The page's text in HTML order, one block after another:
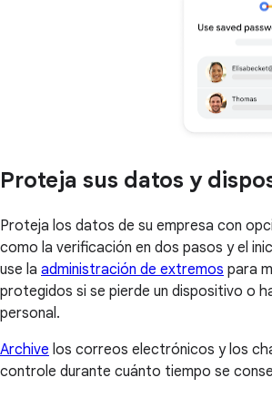
Proteja sus datos y
Proteja los datos de su empresa con
como la verificación en dos pasos y el
use la administración de extremos para
protegidos si se pierde un dispositivo o
personal.
Archive los correos electrónicos y los
controle durante cuánto tiempo se